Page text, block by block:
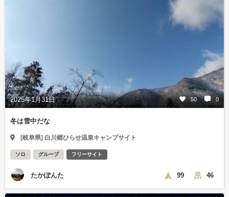
2025年1月31日 50 0
冬は雪中だな
[岐阜県] 白川郷ひらせ温泉キャンプサイト
ソロ グループ フリーサイト
たかぽんた 99 46